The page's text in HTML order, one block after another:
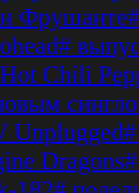
Chili
Unplugged#